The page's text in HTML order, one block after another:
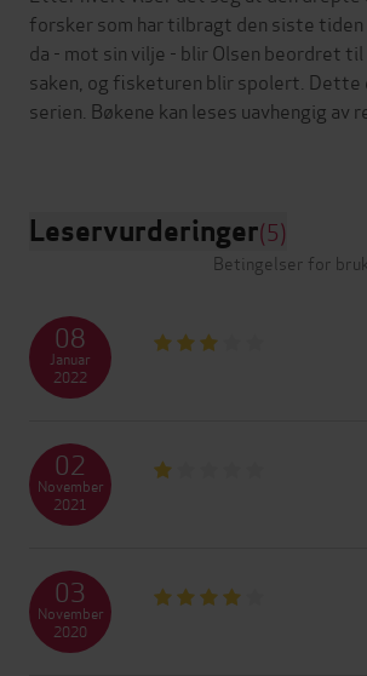
forsker som har tilbragt den siste tiden
da - mot sin vilje - blir Olsen beordret
saken, og fisketuren blir spolert. Dette
serien. Bøkene kan leses uavhengig av
Leservurderinger(5)
Betingelser for
08
Januar
2022
02
November
2021
03
November
2020